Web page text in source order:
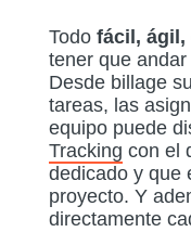
Todo fácil, ágil,
tener que
Desde billage
tareas, las
equipo puede
Tracking con el
dedicado y que
proyecto. Y
directamente